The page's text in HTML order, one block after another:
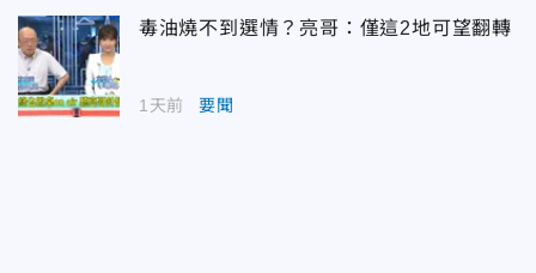
毒油燒不到選情？亮哥：僅這2地可望翻轉
1天前 要聞